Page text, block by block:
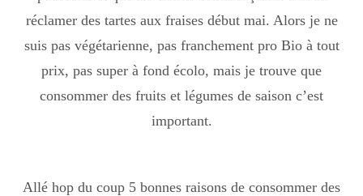
Dessert
Boisson chaudes
Les classiques
réclamer des tartes aux fraises début mai. Alors je ne
suis pas végétarienne, pas franchement pro Bio à tout
prix, pas super à fond écolo, mais je trouve que
consommer des fruits et légumes de saison c’est
important.
Allé hop du coup 5 bonnes raisons de consommer des